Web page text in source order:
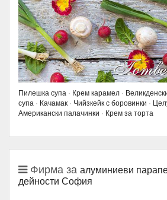
Пилешка супа · Крем карамел ·
супа · Качамак · Чийзкейк с боровинки ·
Американски палачинки · Крем за торта
Фирма за алуминиеви
дейности София